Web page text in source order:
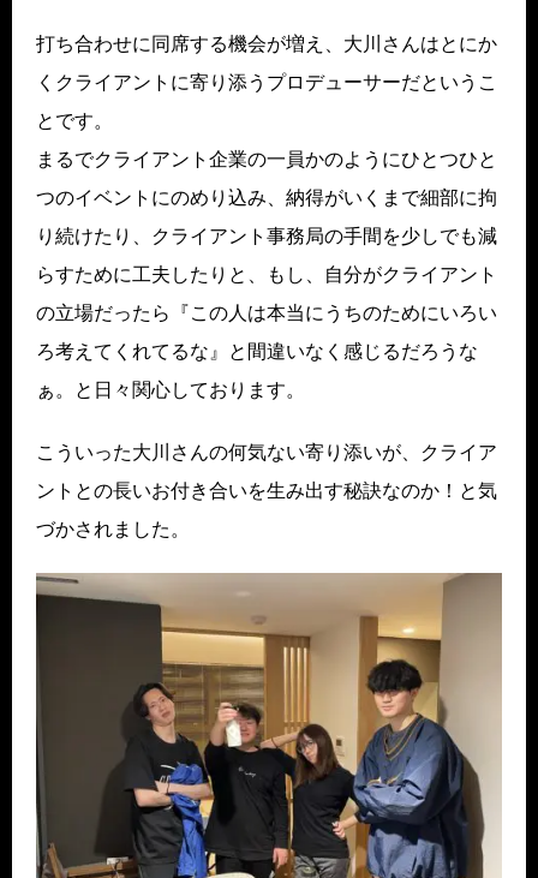
打ち合わせに同席する機会が増え、大川さんはとにか
くクライアントに寄り添うプロデューサーだというこ
とです。
まるでクライアント企業の一員かのようにひとつひと
つのイベントにのめり込み、納得がいくまで細部に拘
り続けたり、クライアント事務局の手間を少しでも減
らすために工夫したりと、もし、自分がクライアント
の立場だったら『この人は本当にうちのためにいろい
ろ考えてくれてるな』と間違いなく感じるだろうな
ぁ。と日々関心しております。
こういった大川さんの何気ない寄り添いが、クライア
ントとの長いお付き合いを生み出す秘訣なのか！と気
づかされました。